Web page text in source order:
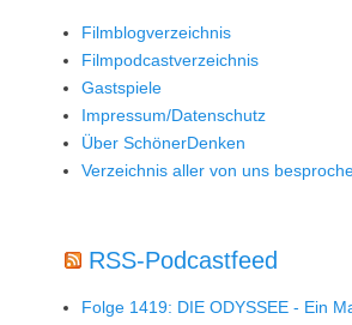
Filmblogverzeichnis
Filmpodcastverzeichnis
Gastspiele
Impressum/Datenschutz
Über SchönerDenken
Verzeichnis aller von uns
RSS-Podcastfeed
Folge 1419: DIE ODYSSEE - Ein